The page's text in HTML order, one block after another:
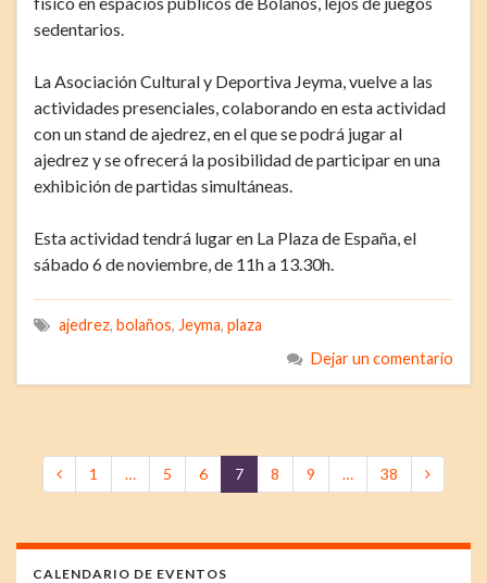
sedentarios.
La Asociación Cultural y Deportiva Jeyma, vuelve a las
actividades presenciales, colaborando en esta actividad
con un stand de ajedrez, en el que se podrá jugar al
ajedrez y se ofrecerá la posibilidad de participar en una
exhibición de partidas simultáneas.
Esta actividad tendrá lugar en La Plaza de España, el
sábado 6 de noviembre, de 11h a 13.30h.
ajedrez, bolaños, Jeyma, plaza
Dejar un comentario
1 … 5 6 7 8 9 … 38
CALENDARIO DE EVENTOS